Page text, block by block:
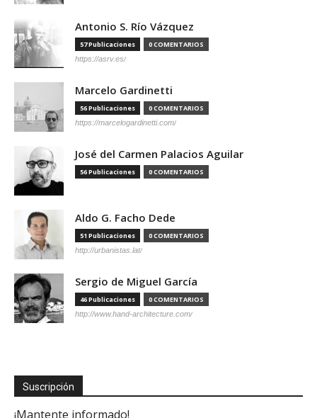
Antonio S. Río Vázquez
57 Publicaciones 0 COMENTARIOS
https://asrv.es/
Marcelo Gardinetti
56 Publicaciones 0 COMENTARIOS
https://marcelogardinetti.com/
José del Carmen Palacios Aguilar
56 Publicaciones 0 COMENTARIOS
Aldo G. Facho Dede
51 Publicaciones 0 COMENTARIOS
http://urbanistas.lat/
Sergio de Miguel García
46 Publicaciones 0 COMENTARIOS
http://www.hand-architecture.com/
Suscripción